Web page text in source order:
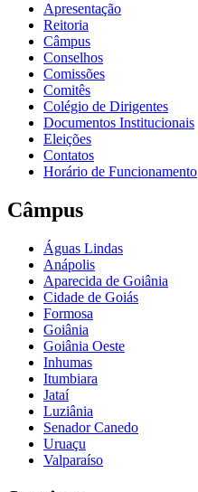
Apresentação
Reitoria
Câmpus
Conselhos
Comissões
Comitês
Colégio de Dirigentes
Documentos Institucionais
Eleições
Contatos
Horário de Funcionamento
Câmpus
Águas Lindas
Anápolis
Aparecida de Goiânia
Cidade de Goiás
Formosa
Goiânia
Goiânia Oeste
Inhumas
Itumbiara
Jataí
Luziânia
Senador Canedo
Uruaçu
Valparaíso